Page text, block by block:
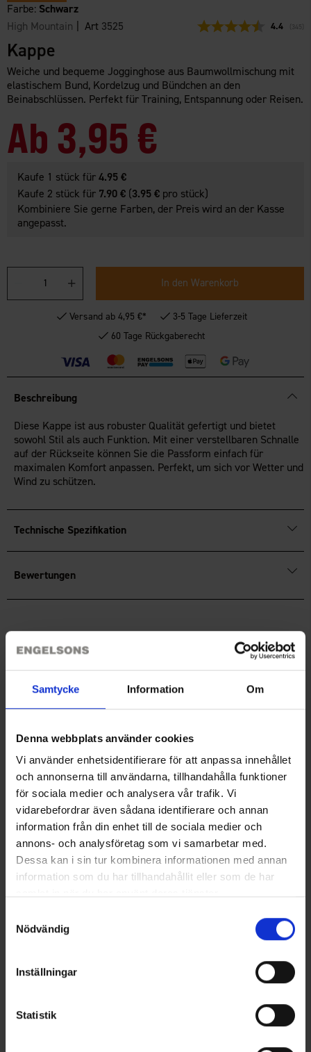
Samtycke Information Om
Denna webbplats använder cookies
Vi använder enhetsidentifierare för att anpassa innehållet
och annonserna till användarna, tillhandahålla funktioner
för sociala medier och analysera vår trafik. Vi
vidarebefordrar även sådana identifierare och annan
information från din enhet till de sociala medier och
annons- och analysföretag som vi samarbetar med.
Dessa kan i sin tur kombinera informationen med annan
information som du har tillhandahållit eller som de har
Nödvändig
Inställningar
Statistik
Farbe: Schwarz
High Mountain | Art 3525 4.4 345
Kappe
Weiche und bequeme Jogginghose aus Baumwollmischung mit
elastischem Bund, Kordelzug und Bündchen an den
Beinabschlüssen. Perfekt für Training, Entspannung oder Reisen.
Ab 3,95 €
Kaufe 1 stück für4.95 €
Kaufe 2 stück für 7.90 € (3.95 € pro stück)
Kombiniere Sie gerne Farben, der Preis wird an der Kasse
angepasst.
In den Warenkorb
Versand ab 4,95 €*
3-5 Tage Lieferzeit
60 Tage Rückgaberecht
Beschreibung
Diese Kappe ist aus robuster Qualität gefertigt und bietet
sowohl Stil als auch Funktion. Mit einer verstellbaren Schnalle
auf der Rückseite können Sie die Passform einfach für
maximalen Komfort anpassen. Perfekt, um sich vor Wetter und
Wind zu schützen.
Technische Spezifikation
Bewertungen
Sie benötigen vielleicht auch
Outdoorsandale Grebbestad
Schwarz
29 €
Outdoorsandale Grebbestad
Schwarz
29 €
Ähnliche Produkte